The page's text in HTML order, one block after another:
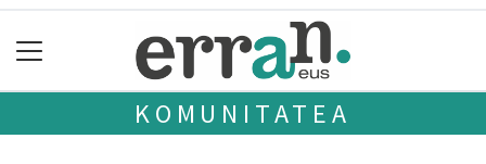
KOMUNITATEA